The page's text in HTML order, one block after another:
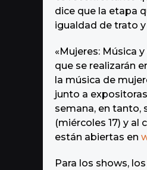
dice que la etapa
igualdad de trato y
«Mujeres: Música
que se realizarán
la música de
junto a
semana, en tanto,
(miércoles 17) y al
están abiertas en
Para los shows,